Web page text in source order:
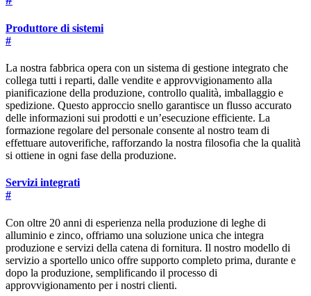
Produttore di sistemi
#
La nostra fabbrica opera con un sistema di gestione integrato che
collega tutti i reparti, dalle vendite e approvvigionamento alla
pianificazione della produzione, controllo qualità, imballaggio e
spedizione. Questo approccio snello garantisce un flusso accurato
delle informazioni sui prodotti e un’esecuzione efficiente. La
formazione regolare del personale consente al nostro team di
effettuare autoverifiche, rafforzando la nostra filosofia che la qualità
si ottiene in ogni fase della produzione.
Servizi integrati
#
Con oltre 20 anni di esperienza nella produzione di leghe di
alluminio e zinco, offriamo una soluzione unica che integra
produzione e servizi della catena di fornitura. Il nostro modello di
servizio a sportello unico offre supporto completo prima, durante e
dopo la produzione, semplificando il processo di
approvvigionamento per i nostri clienti.